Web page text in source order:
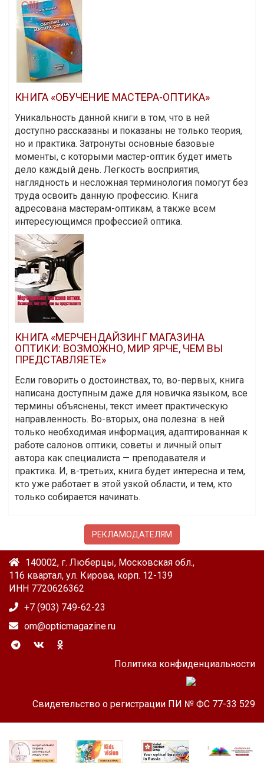
КНИГА «ОБУЧЕНИЕ МАСТЕРА-ОПТИКА»
Уникальность данной книги в том, что в ней
доступно рассказаны и показаны не только теория,
но и практика. Затронуты основные базовые
моменты, с которыми мастер-оптик будет иметь
дело каждый день. Легкость восприятия,
наглядность и несложная терминология помогут без
труда освоить данную профессию. Книга
адресована мастерам-оптикам, а также всем
интересующимся профессией оптика.
КНИГА «МЕРЧЕНДАЙЗИНГ МАГАЗИНА
ОПТИКИ: ВОЗМОЖНО, МИР ЯРЧЕ, ЧЕМ ВЫ
ПРЕДСТАВЛЯЕТЕ»
Если говорить о достоинствах, то, во-первых, книга
написана доступным даже для новичка языком, все
термины объяснены, текст имеет практическую
направленность. Во-вторых, она полезна: в ней
только необходимая информация, адаптированная к
работе салонов оптики, советы и личный опыт
автора как специалиста — преподавателя и
практика. И, в-третьих, книга будет интересна и тем,
кто уже работает в этой узкой области, и тем, кто
только собирается начинать.
РЕКЛАМОДАТЕЛЯМ
140002, г. Люберцы, Московская обл.,
116 квартал, ул. Кирова, корп. 12-139
ИНН 7720626362
+7 (903) 749-62-23
om@opticmagazine.ru
Политика конфиденциальности
Свидетельство о регистрации ПИ № ФС 77-33 529